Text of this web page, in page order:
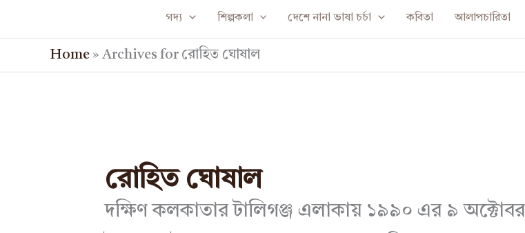
গদ্য শিল্পকলা দেশে নানা ভাষা চর্চা কবিতা আলাপচারিতা
Home » Archives for রোহিত ঘোষাল
রোহিত ঘোষাল
দক্ষিণ কলকাতার টালিগঞ্জ এলাকায় ১৯৯০ এর ৯